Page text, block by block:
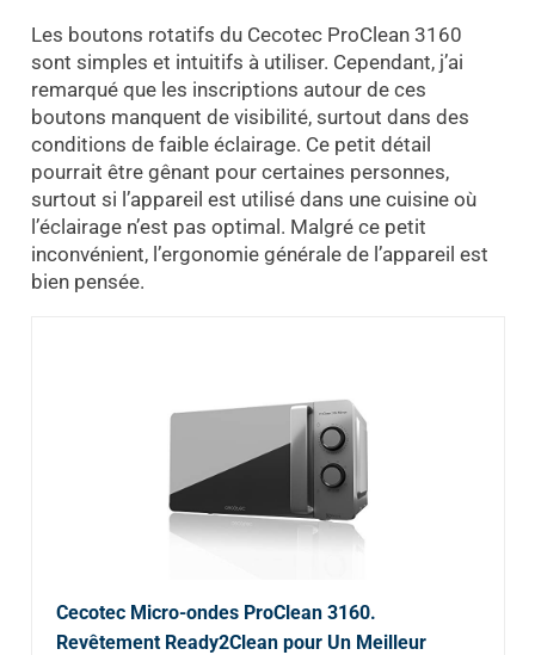
Les boutons rotatifs du Cecotec ProClean 3160
sont simples et intuitifs à utiliser. Cependant, j’ai
remarqué que les inscriptions autour de ces
boutons manquent de visibilité, surtout dans des
conditions de faible éclairage. Ce petit détail
pourrait être gênant pour certaines personnes,
surtout si l’appareil est utilisé dans une cuisine où
l’éclairage n’est pas optimal. Malgré ce petit
inconvénient, l’ergonomie générale de l’appareil est
bien pensée.
Cecotec Micro-ondes ProClean 3160.
Revêtement Ready2Clean pour Un Meilleur